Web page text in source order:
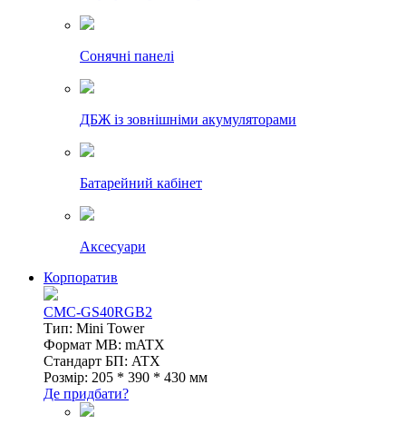
Сонячні панелі
ДБЖ із зовнішніми акумуляторами
Батарейний кабінет
Аксесуари
Корпоратив
CMC-GS40RGB2
Тип: Mini Tower
Формат MB: mATX
Стандарт БП: ATX
Розмір: 205 * 390 * 430 мм
Де придбати?